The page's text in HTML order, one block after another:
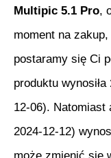
Multipic 5.1 Pro,
moment na
postaramy się Ci
produktu wynosiła
12-06). Natomiast
2024-12-12)